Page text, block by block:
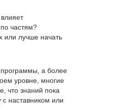
частям?
или лучше начать
а более
уровне, многие
что знаний пока
наставником или